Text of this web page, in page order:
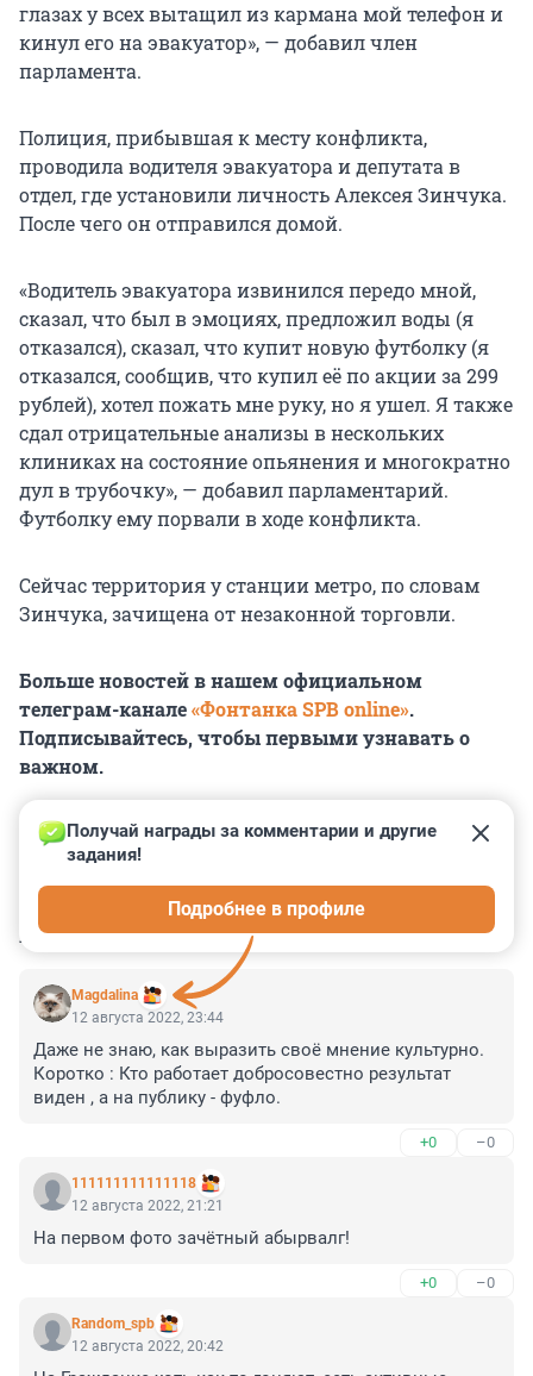
глазах у всех вытащил из кармана мой телефон и
кинул его на эвакуатор», — добавил член
парламента.
Полиция, прибывшая к месту конфликта,
проводила водителя эвакуатора и депутата в
отдел, где установили личность Алексея Зинчука.
После чего он отправился домой.
«Водитель эвакуатора извинился передо мной,
сказал, что был в эмоциях, предложил воды (я
отказался), сказал, что купит новую футболку (я
отказался, сообщив, что купил её по акции за 299
рублей), хотел пожать мне руку, но я ушел. Я также
сдал отрицательные анализы в нескольких
клиниках на состояние опьянения и многократно
дул в трубочку», — добавил парламентарий.
Футболку ему порвали в ходе конфликта.
Сейчас территория у станции метро, по словам
Зинчука, зачищена от незаконной торговли.
Больше новостей в нашем официальном
телеграм-канале«Фонтанка SPB online».
Подписывайтесь, чтобы первыми узнавать о
важном.
КОММЕНТАРИИ 10
Magdalina
Получай награды за комментарии и другие
задания!
Подробнее в профиле
12 августа 2022, 23:44
Даже не знаю, как выразить своё мнение культурно.
Коротко : Кто работает добросовестно результат
виден , а на публику - фуфло.
+0 –0
111111111111118
12 августа 2022, 21:21
На первом фото зачётный абырвалг!
+0 –0
Random_spb
12 августа 2022, 20:42